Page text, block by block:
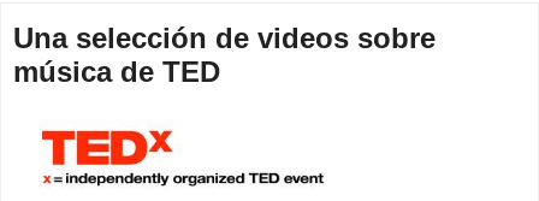
Una selección de videos sobre
música de TED